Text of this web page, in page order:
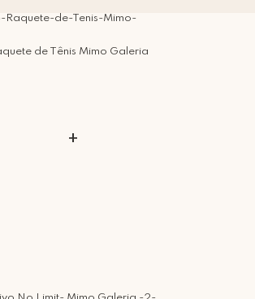
de Tênis Mimo Galeria
+